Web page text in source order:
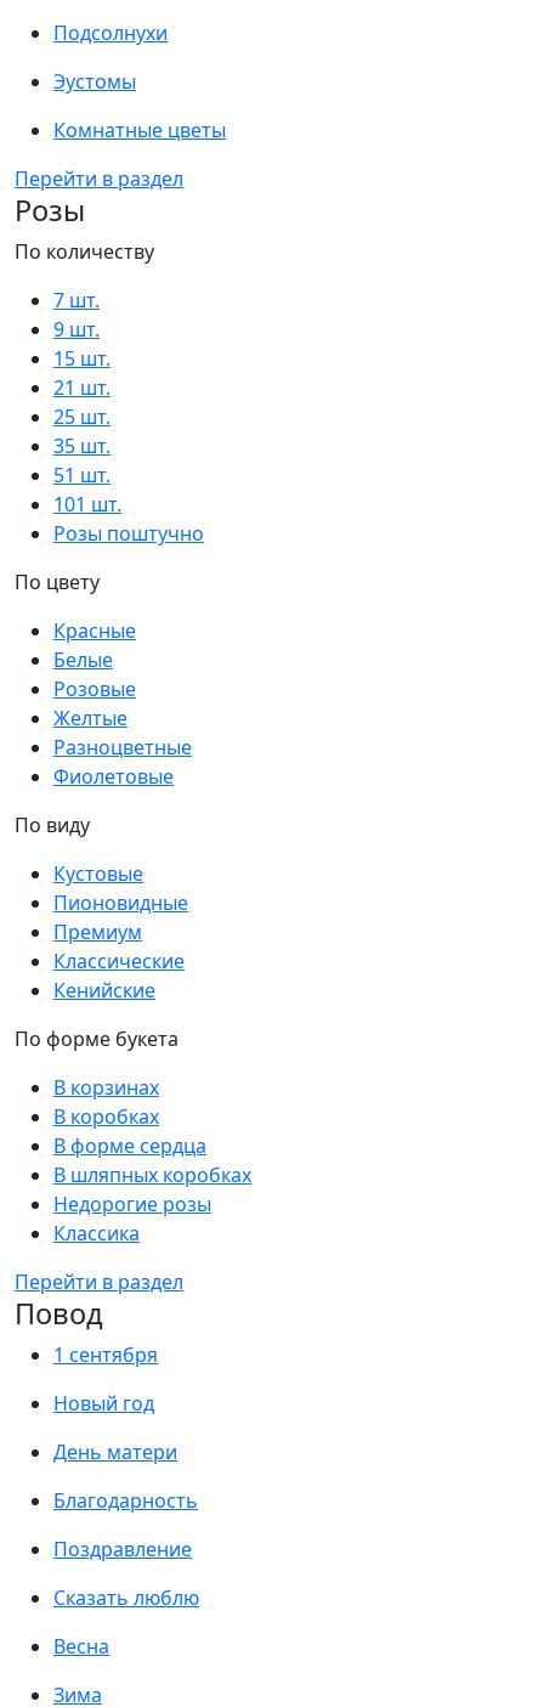
Подсолнухи
Эустомы
Комнатные цветы
Перейти в раздел
Розы
По количеству
7 шт.
9 шт.
15 шт.
21 шт.
25 шт.
35 шт.
51 шт.
101 шт.
Розы поштучно
По цвету
Красные
Белые
Розовые
Желтые
Разноцветные
Фиолетовые
По виду
Кустовые
Пионовидные
Премиум
Классические
Кенийские
По форме букета
В корзинах
В коробках
В форме сердца
В шляпных коробках
Недорогие розы
Классика
Перейти в раздел
Повод
1 сентября
Новый год
День матери
Благодарность
Поздравление
Сказать люблю
Весна
Зима